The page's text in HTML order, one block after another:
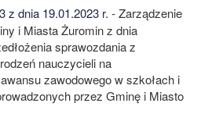
z dnia 19.01.2023 r. - Zarządzenie
i Miasta Żuromin z dnia
sprawozdania z
nauczycieli na
zawodowego w szkołach i
przez Gminę i Miasto